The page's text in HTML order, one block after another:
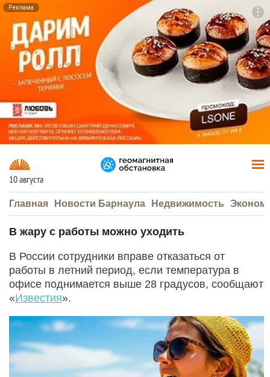
Реклама
10 августа
Главная Новости Барнаула Недвижимость
В жару с работы можно уходить
В России сотрудники вправе отказаться от
работы в летний период, если температура в
офисе поднимается выше 28 градусов, сообщают
«Известия».